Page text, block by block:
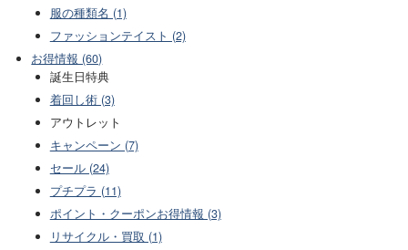
服の種類名 (1)
ファッションテイスト (2)
お得情報 (60)
誕生日特典
着回し術 (3)
アウトレット
キャンペーン (7)
セール (24)
プチプラ (11)
ポイント・クーポンお得情報 (3)
リサイクル・買取 (1)